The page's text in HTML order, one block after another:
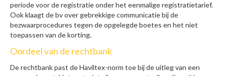
periode voor de registratie onder het eenmalige registratietarief.
Ook klaagt de bv over gebrekkige communicatie bij de
bezwaarprocedures tegen de opgelegde boetes en het niet
toepassen van de korting.
Oordeel van de rechtbank
De rechtbank past de Haviltex-norm toe bij de uitleg van een